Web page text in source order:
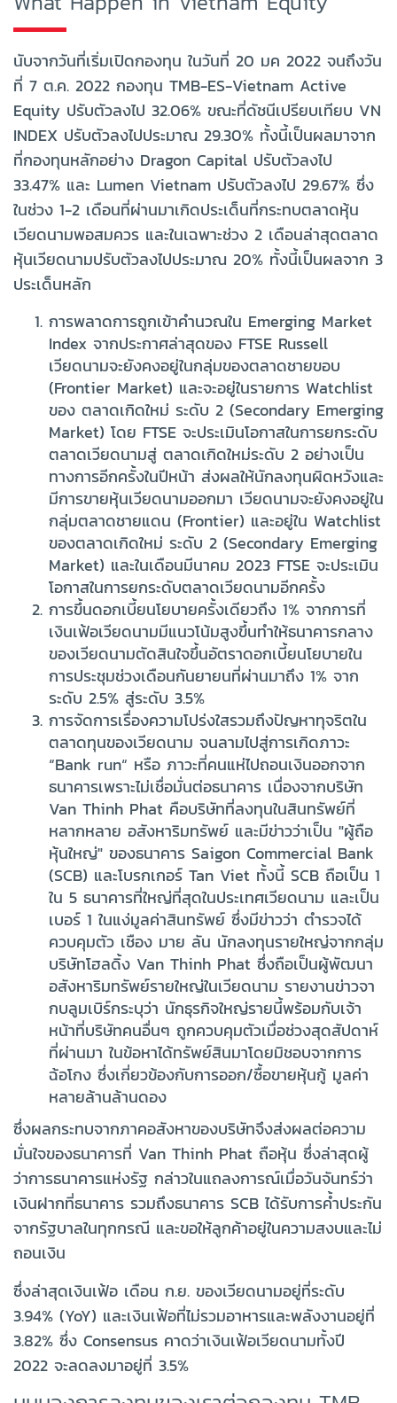
นับจากวันที่เริ่มเปิดกองทุน ในวันที่ 20 มค 2022 จนถึงวัน
ที่ 7 ต.ค. 2022 กองทุน TMB-ES-Vietnam Active
Equity ปรับตัวลงไป 32.06% ขณะที่ดัชนีเปรียบเทียบ VN
INDEX ปรับตัวลงไปประมาณ 29.30% ทั้งนี้เป็นผลมาจาก
ที่กองทุนหลักอย่าง Dragon Capital ปรับตัวลงไป
33.47% และ Lumen Vietnam ปรับตัวลงไป 29.67% ซึ่ง
ในช่วง 1-2 เดือนที่ผ่านมาเกิดประเด็นที่กระทบตลาดหุ้น
เวียดนามพอสมควร และในเฉพาะช่วง 2 เดือนล่าสุดตลาด
หุ้นเวียดนามปรับตัวลงไปประมาณ 20% ทั้งนี้เป็นผลจาก 3
ประเด็นหลัก
การพลาดการถูกเข้าคำนวณใน Emerging Market
Index จากประกาศล่าสุดของ FTSE Russell
เวียดนามจะยังคงอยู่ในกลุ่มของตลาดชายขอบ
(Frontier Market) และจะอยู่ในรายการ Watchlist
ของ ตลาดเกิดใหม่ ระดับ 2 (Secondary Emerging
Market) โดย FTSE จะประเมินโอกาสในการยกระดับ
ตลาดเวียดนามสู่ ตลาดเกิดใหม่ระดับ 2 อย่างเป็น
ทางการอีกครั้งในปีหน้า ส่งผลให้นักลงทุนผิดหวังและ
มีการขายหุ้นเวียดนามออกมา เวียดนามจะยังคงอยู่ใน
กลุ่มตลาดชายแดน (Frontier) และอยู่ใน Watchlist
ของตลาดเกิดใหม่ ระดับ 2 (Secondary Emerging
Market) และในเดือนมีนาคม 2023 FTSE จะประเมิน
โอกาสในการยกระดับตลาดเวียดนามอีกครั้ง
การขึ้นดอกเบี้ยนโยบายครั้งเดียวถึง 1% จากการที่
เงินเฟ้อเวียดนามมีแนวโน้มสูงขึ้นทำให้ธนาคารกลาง
ของเวียดนามตัดสินใจขึ้นอัตราดอกเบี้ยนโยบายใน
การประชุมช่วงเดือนกันยายนที่ผ่านมาถึง 1% จาก
ระดับ 2.5% สู่ระดับ 3.5%
การจัดการเรื่องความโปร่งใสรวมถึงปัญหาทุจริตใน
ตลาดทุนของเวียดนาม จนลามไปสู่การเกิดภาวะ
“Bank run“ หรือ ภาวะที่คนแห่ไปถอนเงินออกจาก
ธนาคารเพราะไม่เชื่อมั่นต่อธนาคาร เนื่องจากบริษัท
Van Thinh Phat คือบริษัทที่ลงทุนในสินทรัพย์ที่
หลากหลาย อสังหาริมทรัพย์ และมีข่าวว่าเป็น "ผู้ถือ
หุ้นใหญ่" ของธนาคาร Saigon Commercial Bank
(SCB) และโบรกเกอร์ Tan Viet ทั้งนี้ SCB ถือเป็น 1
ใน 5 ธนาคารที่ใหญ่ที่สุดในประเทศเวียดนาม และเป็น
เบอร์ 1 ในแง่มูลค่าสินทรัพย์ ซึ่งมีข่าวว่า ตำรวจได้
ควบคุมตัว เชือง มาย ลัน นักลงทุนรายใหญ่จากกลุ่ม
บริษัทโฮลดิ้ง Van Thinh Phat ซึ่งถือเป็นผู้พัฒนา
อสังหาริมทรัพย์รายใหญ่ในเวียดนาม รายงานข่าวจา
กบลูมเบิร์กระบุว่า นักธุรกิจใหญ่รายนี้พร้อมกับเจ้า
หน้าที่บริษัทคนอื่นๆ ถูกควบคุมตัวเมื่อช่วงสุดสัปดาห์
ที่ผ่านมา ในข้อหาได้ทรัพย์สินมาโดยมิชอบจากการ
ฉ้อโกง ซึ่งเกี่ยวข้องกับการออก/ซื้อขายหุ้นกู้ มูลค่า
หลายล้านล้านดอง
ซึ่งผลกระทบจากภาคอสังหาของบริษัทจึงส่งผลต่อความ
มั่นใจของธนาคารที่ Van Thinh Phat ถือหุ้น ซึ่งล่าสุดผู้
ว่าการธนาคารแห่งรัฐ กล่าวในแถลงการณ์เมื่อวันจันทร์ว่า
เงินฝากที่ธนาคาร รวมถึงธนาคาร SCB ได้รับการค้ำประกัน
จากรัฐบาลในทุกกรณี และขอให้ลูกค้าอยู่ในความสงบและไม่
ถอนเงิน
ซึ่งล่าสุดเงินเฟ้อ เดือน ก.ย. ของเวียดนามอยู่ที่ระดับ
3.94% (YoY) และเงินเฟ้อที่ไม่รวมอาหารและพลังงานอยู่ที่
3.82% ซึ่ง Consensus คาดว่าเงินเฟ้อเวียดนามทั้งปี
2022 จะลดลงมาอยู่ที่ 3.5%